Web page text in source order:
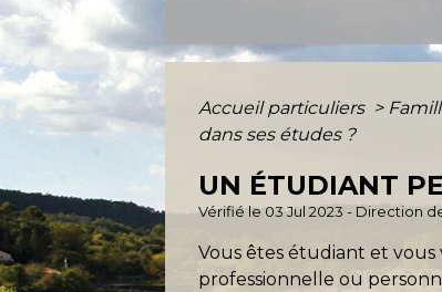
Accueil particuliers >
dans ses études ?
UN ÉTUDIANT
Vérifié le 03 Jul 2023 - Direction
Vous êtes étudiant et
professionnelle ou